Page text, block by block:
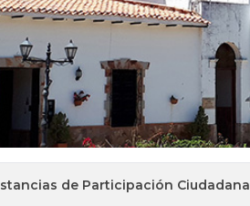
de Participación Ciudadana